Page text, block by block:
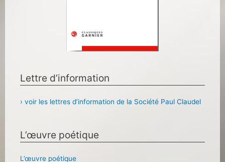
Lettre d’information
› voir les lettres d’information de la Société Paul Claudel
L’œuvre poétique
L’œuvre poétique